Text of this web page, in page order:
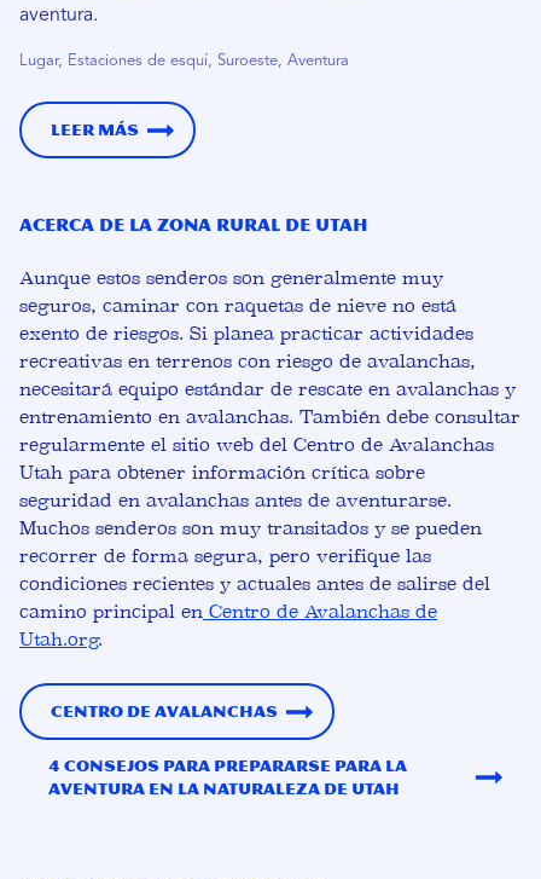
aventura.
Lugar, Estaciones de esquí, Suroeste, Aventura
Leer más
Acerca de la zona rural de Utah
Aunque estos senderos son generalmente muy
seguros, caminar con raquetas de nieve no está
exento de riesgos. Si planea practicar actividades
recreativas en terrenos con riesgo de avalanchas,
necesitará equipo estándar de rescate en avalanchas y
entrenamiento en avalanchas. También debe consultar
regularmente el sitio web del Centro de Avalanchas
Utah para obtener información crítica sobre
seguridad en avalanchas antes de aventurarse.
Muchos senderos son muy transitados y se pueden
recorrer de forma segura, pero verifique las
condiciones recientes y actuales antes de salirse del
camino principal en Centro de Avalanchas de
Utah.org.
Centro de Avalanchas
4 consejos para prepararse para la
aventura en la naturaleza de Utah